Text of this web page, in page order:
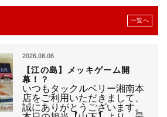
一覧へ
2026.08.06
【江の島】メッキゲーム開
幕！？
いつもタックルベリー湘南本
店をご利用いただきまして、
誠にありがとうございます。